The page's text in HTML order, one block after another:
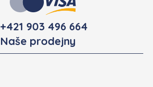
+421 903 496 664
Naše prodejny